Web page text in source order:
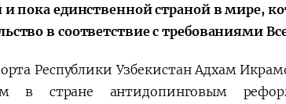
и пока единственной страной в мире,
в соответствие с требованиями
Республики Узбекистан Адхам
в стране антидопинговым